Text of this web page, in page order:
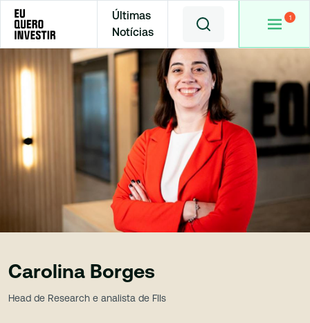
Últimas
Notícias
Carolina Borges
Head de Research e analista de FIIs